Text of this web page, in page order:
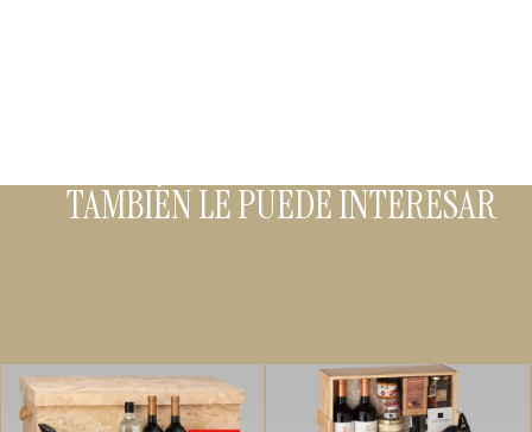
TAMBIÉN LE PUEDE INTERESAR